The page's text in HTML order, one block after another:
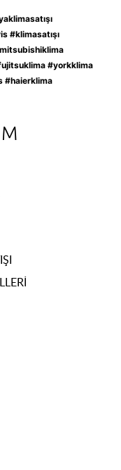
#klimasatışı
#yorkklima
#haierklima